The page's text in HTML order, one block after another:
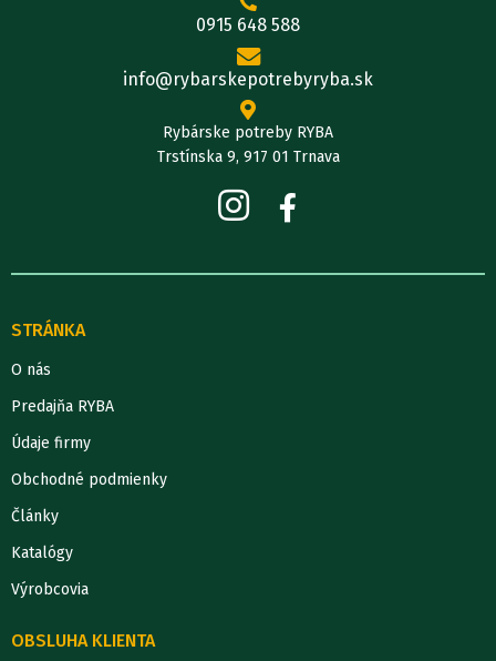
0915 648 588
info@rybarskepotrebyryba.sk
Rybárske potreby RYBA
Trstínska 9, 917 01 Trnava
STRÁNKA
O nás
Predajňa RYBA
Údaje firmy
Obchodné podmienky
Články
Katalógy
Výrobcovia
OBSLUHA KLIENTA